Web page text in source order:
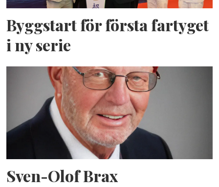
Byggstart för första fartyget
i ny serie
Sven-Olof Brax